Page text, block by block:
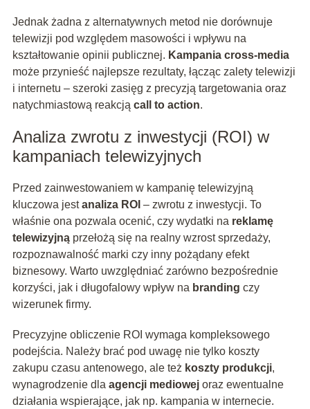
Jednak żadna z alternatywnych metod nie dorównuje
telewizji pod względem masowości i wpływu na
kształtowanie opinii publicznej. Kampania cross-media
może przynieść najlepsze rezultaty, łącząc zalety telewizji
i internetu – szeroki zasięg z precyzją targetowania oraz
natychmiastową reakcją call to action.
Analiza zwrotu z inwestycji (ROI) w
kampaniach telewizyjnych
Przed zainwestowaniem w kampanię telewizyjną
kluczowa jestanaliza ROI – zwrotu z inwestycji. To
właśnie ona pozwala ocenić, czy wydatki na reklamę
telewizyjnąprzełożą się na realny wzrost sprzedaży,
rozpoznawalność marki czy inny pożądany efekt
biznesowy. Warto uwzględniać zarówno bezpośrednie
korzyści, jak i długofalowy wpływ na branding czy
wizerunek firmy.
Precyzyjne obliczenie ROI wymaga kompleksowego
podejścia. Należy brać pod uwagę nie tylko koszty
zakupu czasu antenowego, ale też koszty produkcji,
wynagrodzenie dla agencji mediowejoraz ewentualne
działania wspierające, jak np. kampania w internecie.